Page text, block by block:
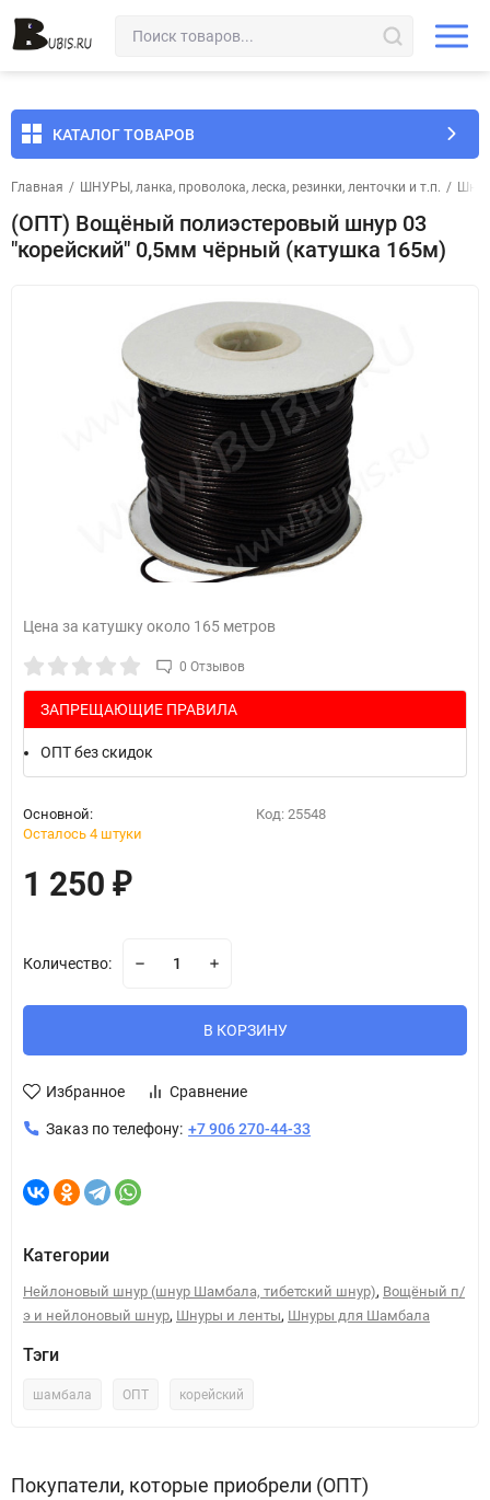
КАТАЛОГ ТОВАРОВ
Главная / ШНУРЫ, ланка, проволока, леска, резинки, ленточки и т.п. /
(ОПТ) Вощёный полиэстеровый шнур 03
"корейский" 0,5мм чёрный (катушка 165м)
Цена за катушку около 165 метров
0 Отзывов
ЗАПРЕЩАЮЩИЕ ПРАВИЛА
ОПТ без скидок
Основной:
Осталось 4 штуки
Код: 25548
1 250 ₽
Количество:
В КОРЗИНУ
Избранное Сравнение
Заказ по телефону: +7 906 270-44-33
Категории
Нейлоновый шнур (шнур Шамбала, тибетский шнур), Вощёный п/
э и нейлоновый шнур, Шнуры и ленты, Шнуры для Шамбала
Тэги
шамбала ОПТ корейский
Покупатели, которые приобрели (ОПТ)